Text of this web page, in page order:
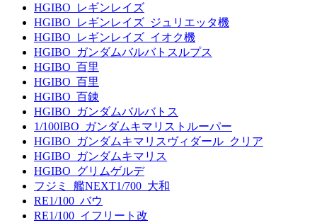
HGIBO_レギンレイズ
HGIBO_レギンレイズ_ジュリエッタ機
HGIBO_レギンレイズ_イオク機
HGIBO_ガンダムバルバトスルプス
HGIBO_百里
HGIBO_百里
HGIBO_百錬
HGIBO_ガンダムバルバトス
1/100IBO_ガンダムキマリストルーパー
HGIBO_ガンダムキマリスヴィダール_クリア
HGIBO_ガンダムキマリス
HGIBO_グリムゲルデ
フジミ_艦NEXT1/700_大和
RE1/100_バウ
RE1/100_イフリート改